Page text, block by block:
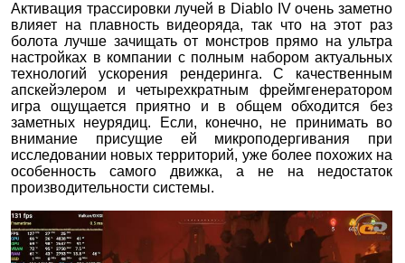
Активация трассировки лучей в Diablo IV очень заметно
влияет на плавность видеоряда, так что на этот раз
болота лучше зачищать от монстров прямо на ультра
настройках в компании с полным набором актуальных
технологий ускорения рендеринга. С качественным
апскейэлером и четырехкратным фреймгенератором
игра ощущается приятно и в общем обходится без
заметных неурядиц. Если, конечно, не принимать во
внимание присущие ей микроподергивания при
исследовании новых территорий, уже более похожих на
особенность самого движка, а не на недостаток
производительности системы.